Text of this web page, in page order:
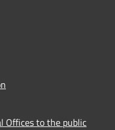
Offices to the public